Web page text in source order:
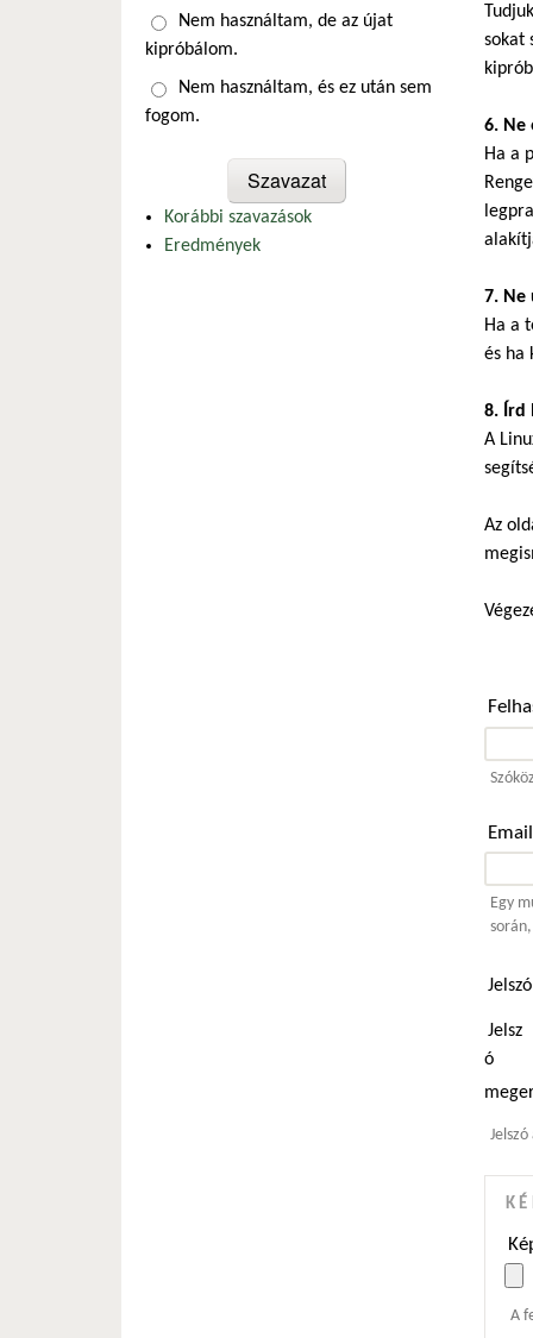
sokat
6. Ne
Ha a
7. Ne
Ha a
és ha
8. Írd
A
Az
Egy
Jelszó
Jelsz
ó
A
Nem használtam, de az újat
kipróbálom.
Nem használtam, és ez után sem
fogom.
Korábbi szavazások
Eredmények